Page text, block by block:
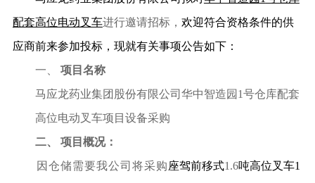
配套高位电动叉车进行邀请招标， 欢迎符合资格条件的供
应商前来参加投标，现就有关事项公告如下：
一、 项目名称
马应龙药业集团股份有限公司华中智造园 1号仓库配套
高位电动叉车项目设备采购
二、 项目概况：
因仓储需要我公司将采购 座驾前移式1.6吨高位叉车1